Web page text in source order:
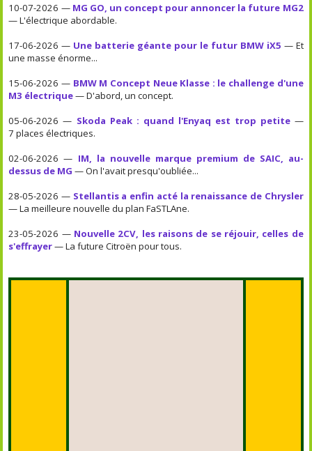
10-07-2026 — MG GO, un concept pour annoncer la future MG2
— L'électrique abordable.
17-06-2026 — Une batterie géante pour le futur BMW iX5 — Et
une masse énorme...
15-06-2026 — BMW M Concept Neue Klasse : le challenge d'une
M3 électrique— D'abord, un concept.
05-06-2026 — Skoda Peak : quand l'Enyaq est trop petite—
7 places électriques.
02-06-2026 — IM, la nouvelle marque premium de SAIC, au-
dessus de MG — On l'avait presqu'oubliée...
28-05-2026 — Stellantis a enfin acté la renaissance de Chrysler
— La meilleure nouvelle du plan FaSTLAne.
23-05-2026 — Nouvelle 2CV, les raisons de se réjouir, celles de
s'effrayer— La future Citroën pour tous.